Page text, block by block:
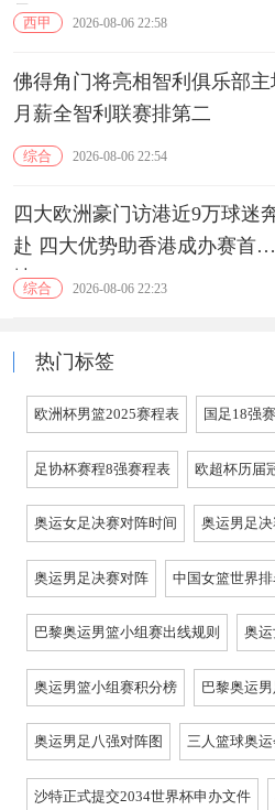
录西甲 2026-08-06 22:58
佛得角门将亮相智利俱乐部主
月薪全智利联赛排第二
综合 2026-08-06 22:54
四大欧洲豪门访港近9万球迷
赴 四大优势助香港成办赛首选
地综合 2026-08-06 22:23
热门标签
欧洲杯男篮2025赛程表 国足18强
足协杯赛程8强赛程表 欧超杯历届
奥运女足决赛对阵时间 奥运男足
奥运男足决赛对阵 中国女篮世界
巴黎奥运男篮小组赛出线规则 奥
奥运男篮小组赛积分榜 巴黎奥运
奥运男足八强对阵图 三人篮球奥
沙特正式提交2034世界杯申办文件